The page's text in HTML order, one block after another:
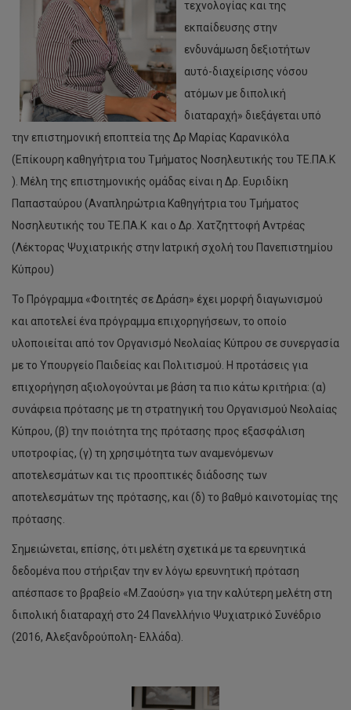
τεχνολογίας και της
εκπαίδευσης στην
ενδυνάμωση δεξιοτήτων
αυτό-διαχείρισης νόσου
ατόμων με διπολική
διαταραχή» διεξάγεται υπό
την επιστημονική εποπτεία της Δρ Μαρίας Καρανικόλα
(Επίκουρη καθηγήτρια του Τμήματος Νοσηλευτικής του ΤΕ.ΠΑ.Κ
). Μέλη της επιστημονικής ομάδας είναι η Δρ. Ευριδίκη
Παπασταύρου (Αναπληρώτρια Καθηγήτρια του Τμήματος
Νοσηλευτικής του ΤΕ.ΠΑ.Κ και ο Δρ. Χατζηττοφή Αντρέας
(Λέκτορας Ψυχιατρικής στην Ιατρική σχολή του Πανεπιστημίου
Κύπρου)
Το Πρόγραμμα «Φοιτητές σε Δράση» έχει μορφή διαγωνισμού
και αποτελεί ένα πρόγραμμα επιχορηγήσεων, το οποίο
υλοποιείται από τον Οργανισμό Νεολαίας Κύπρου σε συνεργασία
με το Υπουργείο Παιδείας και Πολιτισμού. Η προτάσεις για
επιχορήγηση αξιολογούνται με βάση τα πιο κάτω κριτήρια: (α)
συνάφεια πρότασης με τη στρατηγική του Οργανισμού Νεολαίας
Κύπρου, (β) την ποιότητα της πρότασης προς εξασφάλιση
υποτροφίας, (γ) τη χρησιμότητα των αναμενόμενων
αποτελεσμάτων και τις προοπτικές διάδοσης των
αποτελεσμάτων της πρότασης, και (δ) το βαθμό καινοτομίας της
πρότασης.
Σημειώνεται, επίσης, ότι μελέτη σχετικά με τα ερευνητικά
δεδομένα που στήριξαν την εν λόγω ερευνητική πρόταση
απέσπασε το βραβείο «Μ.Ζαούση» για την καλύτερη μελέτη στη
διπολική διαταραχή στο 24 Πανελλήνιο Ψυχιατρικό Συνέδριο
(2016, Αλεξανδρούπολη- Ελλάδα).